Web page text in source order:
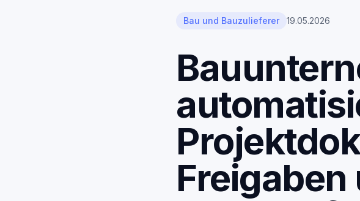
Bau und Bauzulieferer 19.05.2026
Freigaben